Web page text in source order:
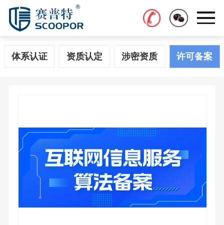
体系认证 资质认定 涉密资质 许可备案